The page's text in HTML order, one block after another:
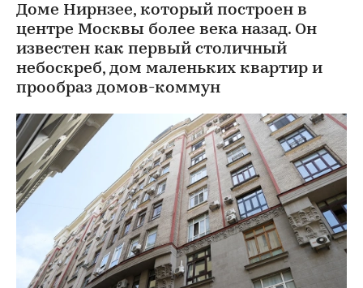
Доме Нирнзее, который построен в
центре Москвы более века назад. Он
известен как первый столичный
небоскреб, дом маленьких квартир и
прообраз домов-коммун